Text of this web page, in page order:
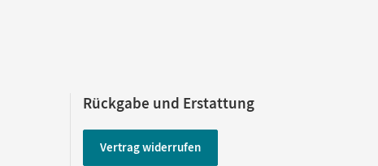
Rückgabe und Erstattung
Vertrag widerrufen